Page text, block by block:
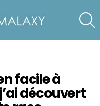
facile à
découvert